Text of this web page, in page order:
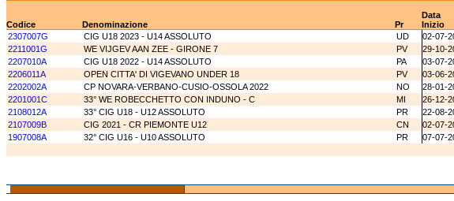
Data
Codice
Denominazione Pr Inizio
2307007G
CIG U18 2023 - U14 ASSOLUTO UD 02-07-
2211001G
WE VIJGEV AAN ZEE - GIRONE 7 PV 29-10-
2207010A
CIG U18 2022 - U14 ASSOLUTO PA 03-07-
2206011A
OPEN CITTA' DI VIGEVANO UNDER 18 PV 03-06-
2202002A
CP NOVARA-VERBANO-CUSIO-OSSOLA 2022 NO 28-01-
2201001C
33° WE ROBECCHETTO CON INDUNO - C MI 26-12-
2108012A
33° CIG U18 - U12 ASSOLUTO PR 22-08-
2107009B
CIG 2021 - CR PIEMONTE U12 CN 02-07-
1907008A
32° CIG U16 - U10 ASSOLUTO PR 07-07-